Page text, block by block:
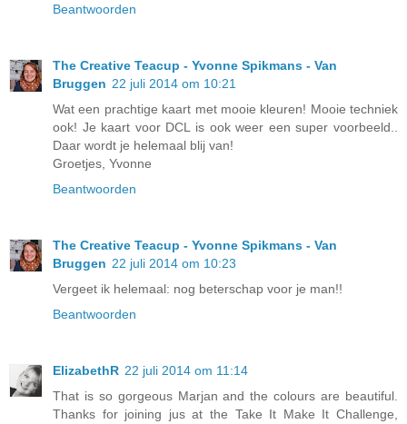
Beantwoorden
The Creative Teacup - Yvonne Spikmans - Van
Bruggen 22 juli 2014 om 10:21
Wat een prachtige kaart met mooie kleuren! Mooie techniek
ook! Je kaart voor DCL is ook weer een super voorbeeld..
Daar wordt je helemaal blij van!
Groetjes, Yvonne
Beantwoorden
The Creative Teacup - Yvonne Spikmans - Van
Bruggen 22 juli 2014 om 10:23
Vergeet ik helemaal: nog beterschap voor je man!!
Beantwoorden
ElizabethR 22 juli 2014 om 11:14
That is so gorgeous Marjan and the colours are beautiful.
Thanks for joining jus at the Take It Make It Challenge,